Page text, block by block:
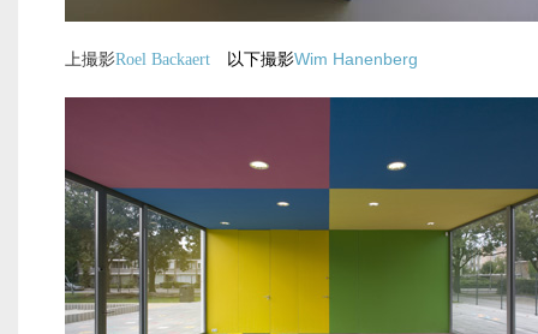
上撮影Roel Backaert 以下撮影Wim Hanenberg